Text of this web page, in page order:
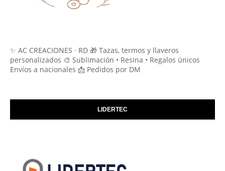
✨ AC CREACIONES · RD 🎁 Tazas, termos y llaveros
personalizados 🎨 Sublimación • Resina • Regalos únicos
Envíos a nacionales 📩 Pedidos por DM
LIDERTEC